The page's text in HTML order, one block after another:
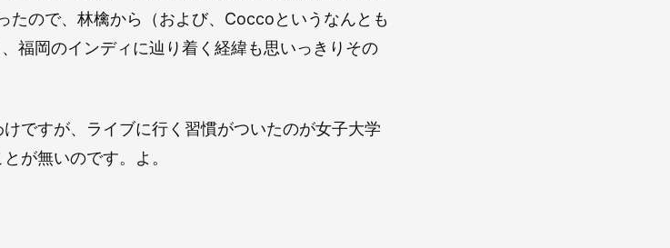
たので、林檎から（および、Coccoというなんとも
福岡のインディに辿り着く経緯も思いっきりその
ですが、ライブに行く習慣がついたのが女子大学
が無いのです。よ。